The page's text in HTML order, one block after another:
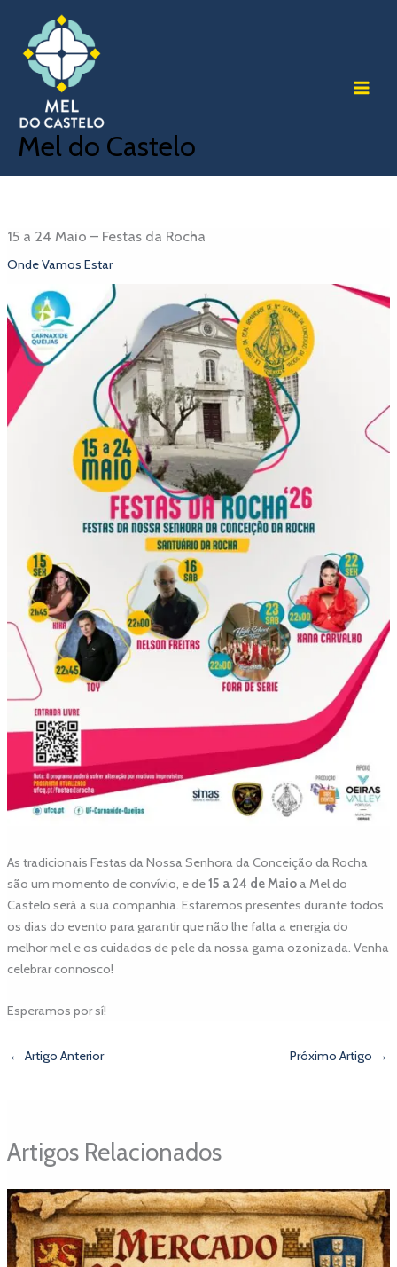
content
Mel do Castelo
15 a 24 Maio – Festas da Rocha
Onde Vamos Estar
As tradicionais Festas da Nossa Senhora da Conceição da Rocha
são um momento de convívio, e de15 a 24 de Maioa Mel do
Castelo será a sua companhia. Estaremos presentes durante todos
os dias do evento para garantir que não lhe falta a energia do
melhor mel e os cuidados de pele da nossa gama ozonizada. Venha
celebrar connosco!
Esperamos por sí!
← Artigo Anterior Próximo Artigo →
Artigos Relacionados